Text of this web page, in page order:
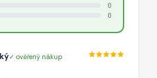
0
0
✓ ověřený nákup